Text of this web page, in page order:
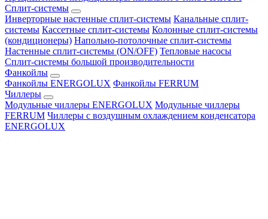
Сплит-системы
Инверторные настенные сплит-системы Канальные сплит-
системы Кассетные сплит-системы Колонные сплит-системы
(кондиционеры) Напольно-потолочные сплит-системы
Настенные сплит-системы (ON/OFF) Тепловые насосы
Сплит-системы большой производительности
Фанкойлы
Фанкойлы ENERGOLUX Фанкойлы FERRUM
Чиллеры
Модульные чиллеры ENERGOLUX Модульные чиллеры
FERRUM Чиллеры с воздушным охлаждением конденсатора
ENERGOLUX